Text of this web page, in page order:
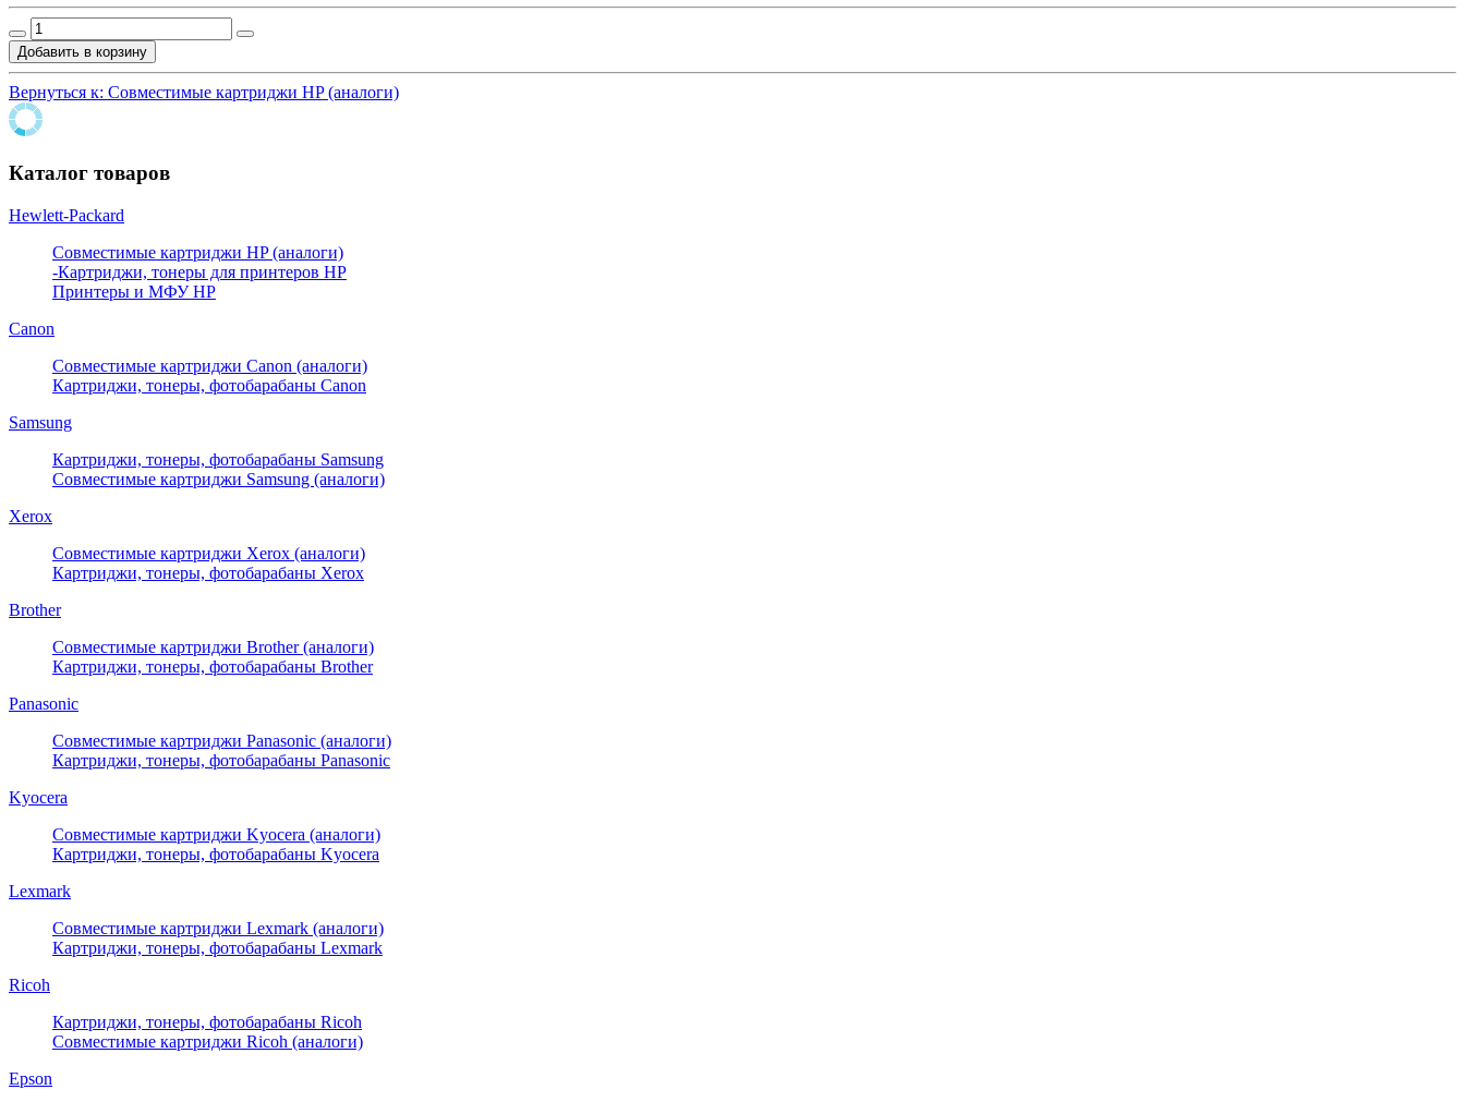
Вернуться к: Совместимые картриджи HP (аналоги)
Каталог товаров
Hewlett-Packard
Совместимые картриджи HP (аналоги)
-Картриджи, тонеры для принтеров HP
Принтеры и МФУ HP
Canon
Совместимые картриджи Canon (аналоги)
Картриджи, тонеры, фотобарабаны Canon
Samsung
Картриджи, тонеры, фотобарабаны Samsung
Совместимые картриджи Samsung (аналоги)
Xerox
Совместимые картриджи Xerox (аналоги)
Картриджи, тонеры, фотобарабаны Xerox
Brother
Совместимые картриджи Brother (аналоги)
Картриджи, тонеры, фотобарабаны Brother
Panasonic
Совместимые картриджи Panasonic (аналоги)
Картриджи, тонеры, фотобарабаны Panasonic
Kyocera
Совместимые картриджи Kyocera (аналоги)
Картриджи, тонеры, фотобарабаны Kyocera
Lexmark
Совместимые картриджи Lexmark (аналоги)
Картриджи, тонеры, фотобарабаны Lexmark
Ricoh
Картриджи, тонеры, фотобарабаны Ricoh
Совместимые картриджи Ricoh (аналоги)
Epson